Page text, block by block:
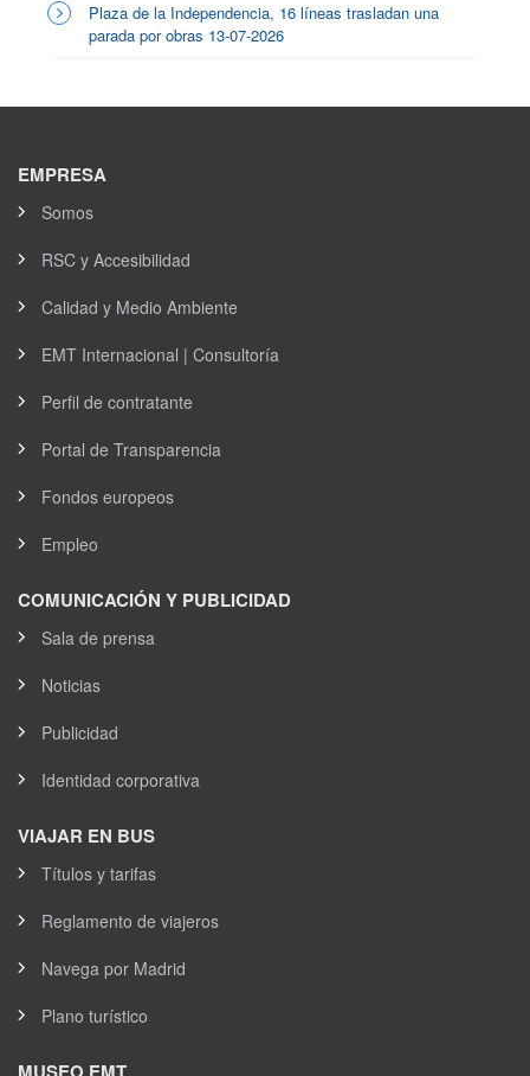
Plaza de la Independencia, 16 líneas trasladan una
parada por obras 13-07-2026
EMPRESA
Somos
RSC y Accesibilidad
Calidad y Medio Ambiente
EMT Internacional | Consultoría
Perfil de contratante
Portal de Transparencia
Fondos europeos
Empleo
COMUNICACIÓN Y PUBLICIDAD
Sala de prensa
Noticias
Publicidad
Identidad corporativa
VIAJAR EN BUS
Títulos y tarifas
Reglamento de viajeros
Navega por Madrid
Plano turístico